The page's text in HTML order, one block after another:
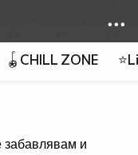
🪀CHILL ZONE
забавлявам и